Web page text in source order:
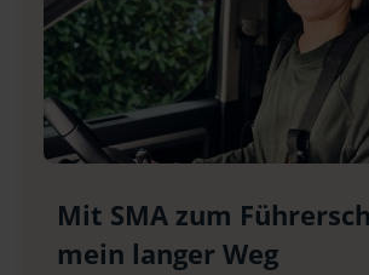
Mit SMA zum
mein langer Weg